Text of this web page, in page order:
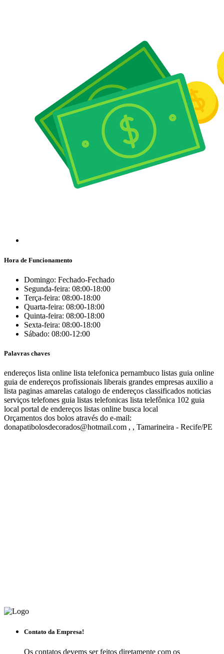
Hora de Funcionamento
Domingo: Fechado-Fechado
Segunda-feira: 08:00-18:00
Terça-feira: 08:00-18:00
Quarta-feira: 08:00-18:00
Quinta-feira: 08:00-18:00
Sexta-feira: 08:00-18:00
Sábado: 08:00-12:00
Palavras chaves
endereços lista online lista telefonica pernambuco listas guia online
guia de endereços profissionais liberais grandes empresas auxilio a
lista paginas amarelas catalogo de endereços classificados noticias
serviços telefones guia listas telefonicas lista telefônica 102 guia
local portal de endereços listas online busca local
Orçamentos dos bolos através do e-mail:
donapatibolosdecorados@hotmail.com , , Tamarineira - Recife/PE
Contato da Empresa!
Os contatos devems ser feitos diretamente com os